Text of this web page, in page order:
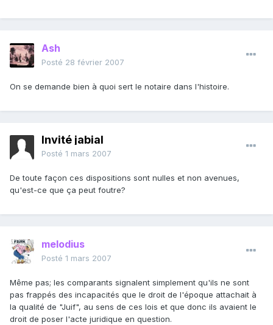
Ash
Posté 28 février 2007
On se demande bien à quoi sert le notaire dans l'histoire.
Invité jabial
Posté 1 mars 2007
De toute façon ces dispositions sont nulles et non avenues,
qu'est-ce que ça peut foutre?
melodius
Posté 1 mars 2007
Même pas; les comparants signalent simplement qu'ils ne sont
pas frappés des incapacités que le droit de l'époque attachait à
la qualité de "Juif", au sens de ces lois et que donc ils avaient le
droit de poser l'acte juridique en question.